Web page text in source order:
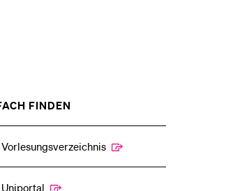
FINDEN
%1$S
UNTERMENÜ
Vorlesungsverzeichnis
Uniportal